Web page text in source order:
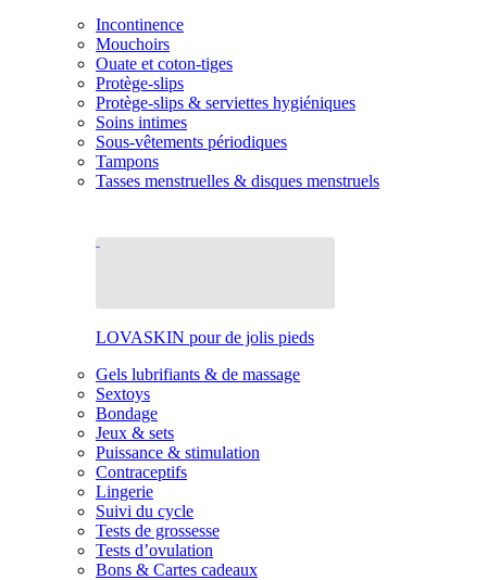
Incontinence
Mouchoirs
Ouate et coton-tiges
Protège-slips
Protège-slips & serviettes hygiéniques
Soins intimes
Sous-vêtements périodiques
Tampons
Tasses menstruelles & disques menstruels
LOVASKIN pour de jolis pieds
Gels lubrifiants & de massage
Sextoys
Bondage
Jeux & sets
Puissance & stimulation
Contraceptifs
Lingerie
Suivi du cycle
Tests de grossesse
Tests d’ovulation
Bons & Cartes cadeaux